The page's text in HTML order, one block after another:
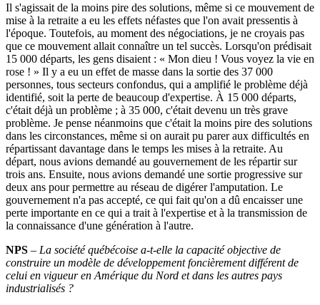
Il s'agissait de la moins pire des solutions, même si ce mouvement de
mise à la retraite a eu les effets néfastes que l'on avait pressentis à
l'époque. Toutefois, au moment des négociations, je ne croyais pas
que ce mouvement allait connaître un tel succès. Lorsqu'on prédisait
15 000 départs, les gens disaient : « Mon dieu ! Vous voyez la vie en
rose ! » Il y a eu un effet de masse dans la sortie des 37 000
personnes, tous secteurs confondus, qui a amplifié le problème déjà
identifié, soit la perte de beaucoup d'expertise. À 15 000 départs,
c'était déjà un problème ; à 35 000, c'était devenu un très grave
problème. Je pense néanmoins que c'était la moins pire des solutions
dans les circonstances, même si on aurait pu parer aux difficultés en
répartissant davantage dans le temps les mises à la retraite. Au
départ, nous avions demandé au gouvernement de les répartir sur
trois ans. Ensuite, nous avions demandé une sortie progressive sur
deux ans pour permettre au réseau de digérer l'amputation. Le
gouvernement n'a pas accepté, ce qui fait qu'on a dû encaisser une
perte importante en ce qui a trait à l'expertise et à la transmission de
la connaissance d'une génération à l'autre.
NPS – La société québécoise a-t-elle la capacité objective de
construire un modèle de développement foncièrement différent de
celui en vigueur en Amérique du Nord et dans les autres pays
industrialisés ?